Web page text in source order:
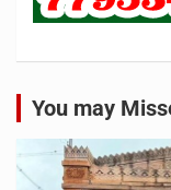
You may